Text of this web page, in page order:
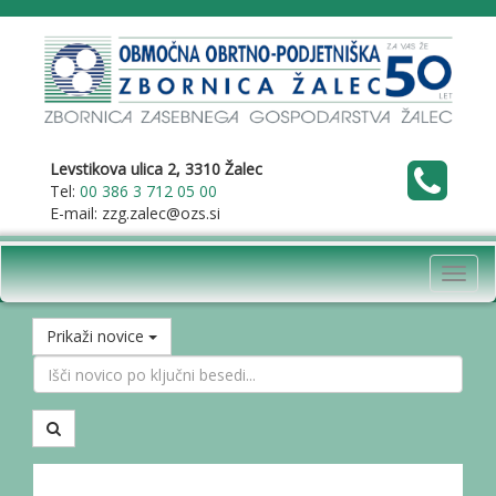
Levstikova ulica 2, 3310 Žalec
Tel: 00 386 3 712 05 00
E-mail: zzg.zalec@ozs.si
Prikaži novice